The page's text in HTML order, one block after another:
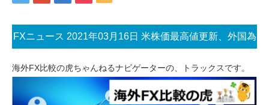
FXニュース 2021年03月16日 米株価最高値更新、外国為
海外FX比較の虎ちゃんねるナビゲーターの、トラックスです。